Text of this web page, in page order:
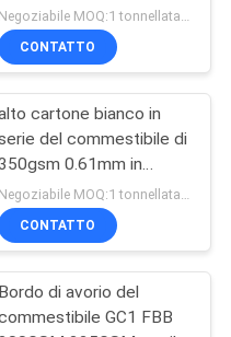
900mm per i contenitori
d'imballaggio di telefono
Negoziabile MOQ:1 tonnellata per la dimensione comune & 10 tonnellate per la dimensione speciale
CONTATTO
cartone bianco in
del commestibile di
0.61mm in
strato per il contenitore
di panino
CONTATTO
Bordo di avorio del
GC1 FBB